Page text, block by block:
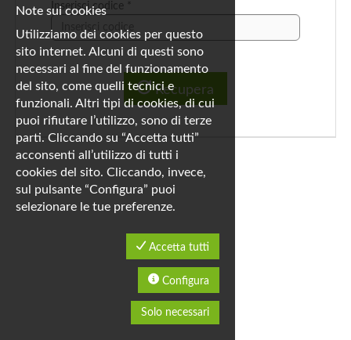
Note sui cookies
Utilizziamo dei cookies per questo
sito internet. Alcuni di questi sono
necessari al fine del funzionamento
del sito, come quelli tecnici e
funzionali. Altri tipi di cookies, di cui
puoi rifiutare l’utilizzo, sono di terze
parti. Cliccando su “Accetta tutti”
acconsenti all’utilizzo di tutti i
cookies del sito. Cliccando, invece,
sul pulsante “Configura” puoi
selezionare le tue preferenze.
Accetta tutti
Configura
Solo necessari
Inserisci codice *
Recupera